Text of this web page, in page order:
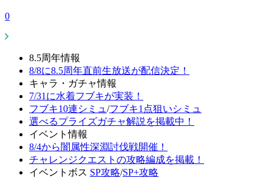
0
8.5周年情報
8/8に8.5周年直前生放送が配信決定！
キャラ・ガチャ情報
7/31に水着フブキが実装！
フブキ10連シミュ /フブキ1点狙いシミュ
選べるプライズガチャ解説を掲載中！
イベント情報
8/4から闇属性深淵討伐戦開催！
チャレンジクエストの攻略編成を掲載！
イベントボス SP攻略/SP+攻略